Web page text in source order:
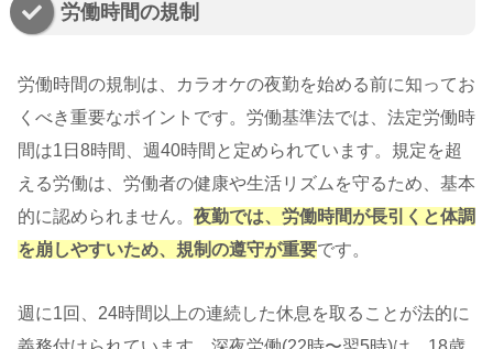
労働時間の規制
労働時間の規制は、カラオケの夜勤を始める前に知ってお
くべき重要なポイントです。労働基準法では、法定労働時
間は1日8時間、週40時間と定められています。規定を超
える労働は、労働者の健康や生活リズムを守るため、基本
的に認められません。 夜勤では、労働時間が長引くと体調
を崩しやすいため、規制の遵守が重要です。
週に1回、24時間以上の連続した休息を取ることが法的に